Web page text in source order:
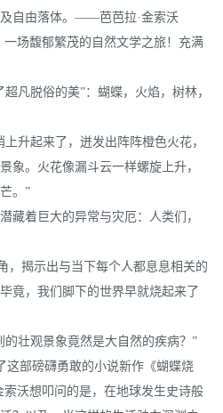
自由落体。——芭芭拉·金索沃
一场馥郁繁茂的自然文学之旅！充满
凡脱俗的美”：蝴蝶，火焰，树林，
升起来了，迸发出阵阵橙色火花，
象。火花像漏斗云一样螺旋上升，
。”
藏着巨大的异常与灾厄：人类们，
，揭示出与当下每个人都息息相关的
，我们脚下的世界早就烧起来了
壮观景象竟然是大自然的疾病？”
这部磅礴勇敢的小说新作《蝴蝶烧
索沃想叩问的是，在地球发生史诗般